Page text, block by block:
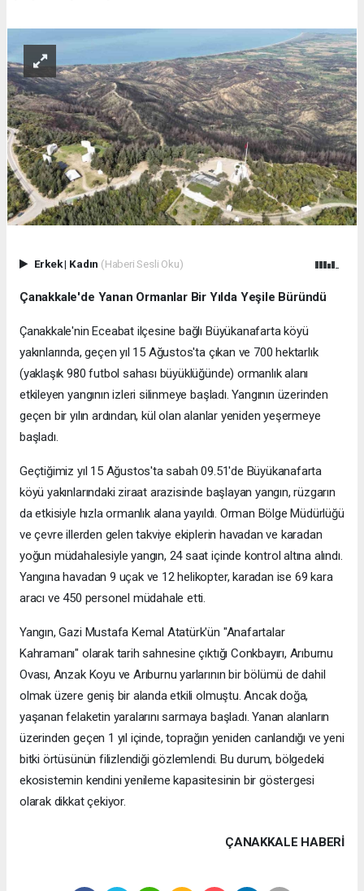
Erkek| Kadın (Haberi Sesli Oku)
Çanakkale'de Yanan Ormanlar Bir Yılda Yeşile Büründü
Çanakkale'nin Eceabat ilçesine bağlı Büyükanafarta köyü
yakınlarında, geçen yıl 15 Ağustos'ta çıkan ve 700 hektarlık
(yaklaşık 980 futbol sahası büyüklüğünde) ormanlık alanı
etkileyen yangının izleri silinmeye başladı. Yangının üzerinden
geçen bir yılın ardından, kül olan alanlar yeniden yeşermeye
başladı.
Geçtiğimiz yıl 15 Ağustos'ta sabah 09.51'de Büyükanafarta
köyü yakınlarındaki ziraat arazisinde başlayan yangın, rüzgarın
da etkisiyle hızla ormanlık alana yayıldı. Orman Bölge Müdürlüğü
ve çevre illerden gelen takviye ekiplerin havadan ve karadan
yoğun müdahalesiyle yangın, 24 saat içinde kontrol altına alındı.
Yangına havadan 9 uçak ve 12 helikopter, karadan ise 69 kara
aracı ve 450 personel müdahale etti.
Yangın, Gazi Mustafa Kemal Atatürk'ün "Anafartalar
Kahramanı" olarak tarih sahnesine çıktığı Conkbayırı, Arıburnu
Ovası, Anzak Koyu ve Arıburnu yarlarının bir bölümü de dahil
olmak üzere geniş bir alanda etkili olmuştu. Ancak doğa,
yaşanan felaketin yaralarını sarmaya başladı. Yanan alanların
üzerinden geçen 1 yıl içinde, toprağın yeniden canlandığı ve yeni
bitki örtüsünün filizlendiği gözlemlendi. Bu durum, bölgedeki
ekosistemin kendini yenileme kapasitesinin bir göstergesi
olarak dikkat çekiyor.
ÇANAKKALE HABERİ